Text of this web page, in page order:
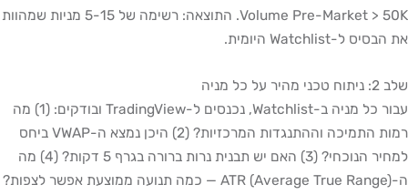
Volume Pre-Market > 50K. התוצאה: רשימה של 5-15 מניות שמהוות
את הבסיס ל-Watchlist היומית.
שלב 2: ניתוח טכני מהיר על כל מניה
עבור כל מניה ב-Watchlist, נכנסים ל-TradingView ובודקים: (1) מה
רמות התמיכה וההתנגדות המרכזיות? (2) היכן נמצא ה-VWAP ביחס
למחיר הנוכחי? (3) האם יש תבנית נרות ברורה בגרף 5 דקות? (4) מה
ה-ATR (Average True Range) — כמה תנועה ממוצעת אפשר לצפות?